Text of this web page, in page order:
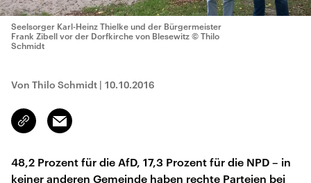
Seelsorger Karl-Heinz Thielke und der Bürgermeister
Frank Zibell vor der Dorfkirche von Blesewitz © Thilo
Schmidt
Von Thilo Schmidt | 10.10.2016
Link
kopieren/teilen
Email
48,2 Prozent für die AfD, 17,3 Prozent für die NPD – in
keiner anderen Gemeinde haben rechte Parteien bei